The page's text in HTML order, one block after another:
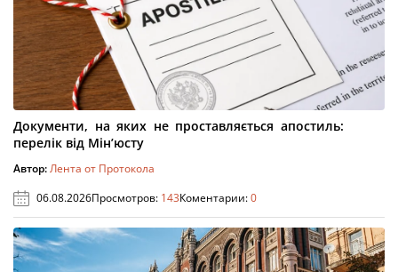
Документи, на яких не проставляється апостиль:
перелік від Мін’юсту
Автор:Лента от Протокола
06.08.2026Просмотров: 143Коментарии:0